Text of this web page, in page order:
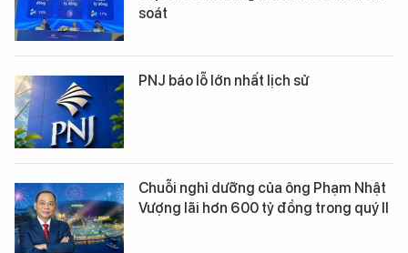
soát
PNJ báo lỗ lớn nhất lịch sử
Chuỗi nghỉ dưỡng của ông Phạm Nhật
Vượng lãi hơn 600 tỷ đồng trong quý II